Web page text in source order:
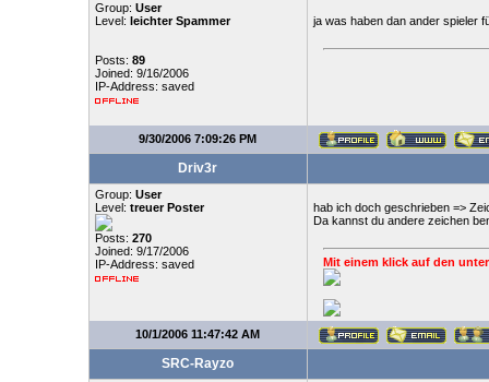
Group: User
Level: leichter Spammer
Posts: 89
Joined: 9/16/2006
IP-Address: saved
ja was haben dan ander spieler
9/30/2006 7:09:26 PM
Driv3r
Group: User
Level: treuer Poster
Posts: 270
Joined: 9/17/2006
IP-Address: saved
hab ich doch geschrieben =>
Da kannst du andere zeichen
Mit einem klick auf den
10/1/2006 11:47:42 AM
SRC-Rayzo